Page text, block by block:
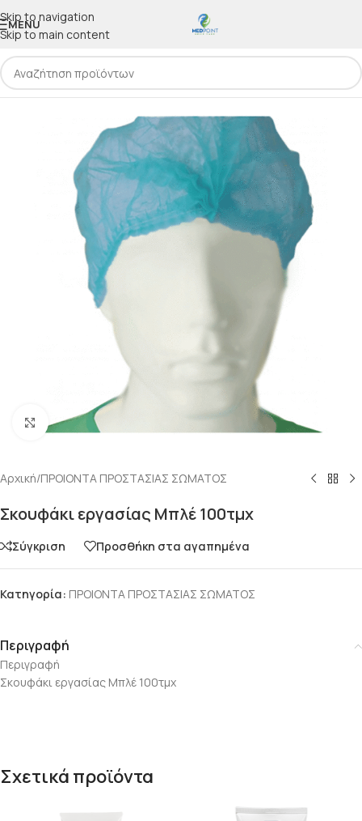
Skip to navigation
Skip to main content
MENU
Click to enlarge
Αρχική/ΠΡΟΙΟΝΤΑ ΠΡΟΣΤΑΣΙΑΣ ΣΩΜΑΤΟΣ
Σκουφάκι εργασίας Μπλέ 100τμχ
Σύγκριση Προσθήκη στα αγαπημένα
Κατηγορία: ΠΡΟΙΟΝΤΑ ΠΡΟΣΤΑΣΙΑΣ ΣΩΜΑΤΟΣ
Περιγραφή
Περιγραφή
Σκουφάκι εργασίας Μπλέ 100τμχ
Σχετικά προϊόντα